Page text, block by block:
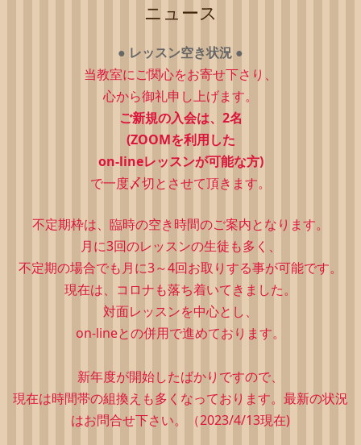
ニュース
● レッスン空き状況 ●
当教室にご関心をお寄せ下さり、
心から御礼申し上げます。
ご新規の入会は、2名
(ZOOMを利用した
on-lineレッスンが可能な方)
で一度〆切とさせて頂きます。
不定期枠は、 臨時の空き時間のご案内となります。
月に3回のレッスンの生徒も多く、
不定期の場合でも月に3～4回お取りする事が可能です。
現在は、コロナも落ち着いてきました。
対面レッスンを中心とし、
on-lineとの併用で進めております。
新年度が開始したばかりですので、
現在は時間帯の組換えも多くなっております。最新の状況
はお問合せ下さい。（2023/4/13現在)